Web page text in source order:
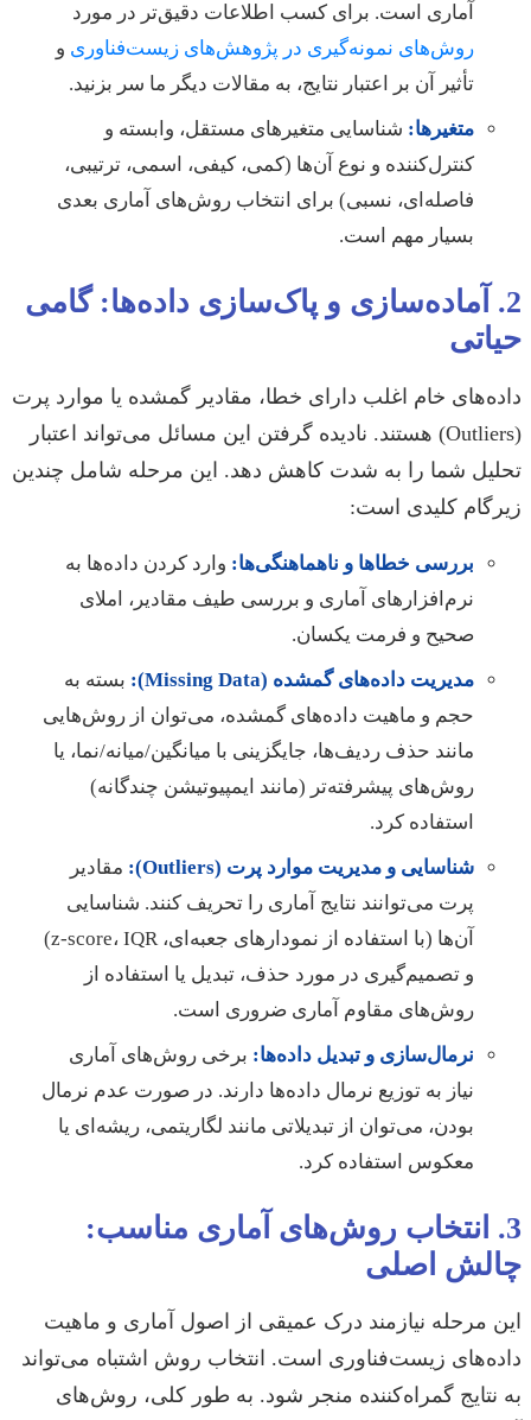
آماری است. برای کسب اطلاعات دقیق‌تر در مورد
روش‌های نمونه‌گیری در پژوهش‌های زیست‌فناوری و
تأثیر آن بر اعتبار نتایج، به مقالات دیگر ما سر بزنید.
متغیرها: شناسایی متغیرهای مستقل، وابسته و
کنترل‌کننده و نوع آن‌ها (کمی، کیفی، اسمی، ترتیبی،
فاصله‌ای، نسبی) برای انتخاب روش‌های آماری بعدی
بسیار مهم است.
2. آماده‌سازی و پاک‌سازی داده‌ها: گامی
حیاتی
داده‌های خام اغلب دارای خطا، مقادیر گمشده یا موارد پرت
(Outliers) هستند. نادیده گرفتن این مسائل می‌تواند اعتبار
تحلیل شما را به شدت کاهش دهد. این مرحله شامل چندین
زیرگام کلیدی است:
بررسی خطاها و ناهماهنگی‌ها: وارد کردن داده‌ها به
نرم‌افزارهای آماری و بررسی طیف مقادیر، املای
صحیح و فرمت یکسان.
مدیریت داده‌های گمشده (Missing Data):
بسته به
حجم و ماهیت داده‌های گمشده، می‌توان از روش‌هایی
مانند حذف ردیف‌ها، جایگزینی با میانگین/میانه/نما، یا
روش‌های پیشرفته‌تر (مانند ایمپیوتیشن چندگانه)
استفاده کرد.
شناسایی و مدیریت موارد پرت (Outliers):
مقادیر
پرت می‌توانند نتایج آماری را تحریف کنند. شناسایی
آن‌ها (با استفاده از نمودارهای جعبه‌ای، z-score، IQR)
و تصمیم‌گیری در مورد حذف، تبدیل یا استفاده از
روش‌های مقاوم آماری ضروری است.
نرمال‌سازی و تبدیل داده‌ها: برخی روش‌های آماری
نیاز به توزیع نرمال داده‌ها دارند. در صورت عدم نرمال
بودن، می‌توان از تبدیلاتی مانند لگاریتمی، ریشه‌ای یا
معکوس استفاده کرد.
3. انتخاب روش‌های آماری مناسب:
چالش اصلی
این مرحله نیازمند درک عمیقی از اصول آماری و ماهیت
داده‌های زیست‌فناوری است. انتخاب روش اشتباه می‌تواند
به نتایج گمراه‌کننده منجر شود. به طور کلی، روش‌های